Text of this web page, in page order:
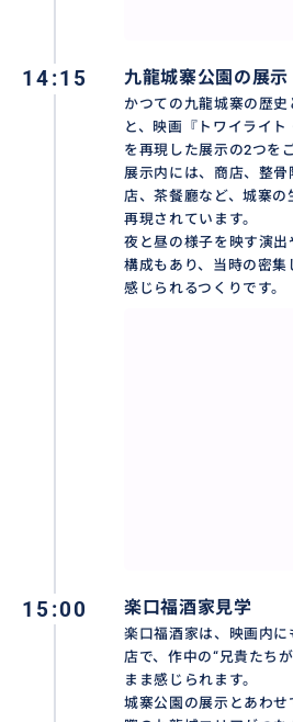
14:15 九龍城寨公園の展示
かつての九龍城寨の歴
と、映画『トワイライ
を再現した展示の2つを
展示内には、商店、整
店、茶餐廳など、城寨
再現されています。
夜と昼の様子を映す演
構成もあり、当時の密集
感じられるつくりです。
15:00 楽口福酒家見学
楽口福酒家は、映画内
店で、作中の“兄貴たち
まま感じられます。
城寨公園の展示とあわ